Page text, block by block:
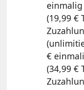
(19,99 €
€
(34,99 €